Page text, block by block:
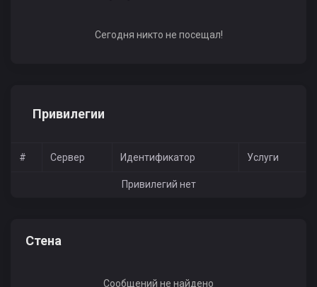
Сегодня никто не посещал!
Привилегии
# Сервер Идентификатор Услуги
Привилегий нет
Стена
Сообщений не найдено